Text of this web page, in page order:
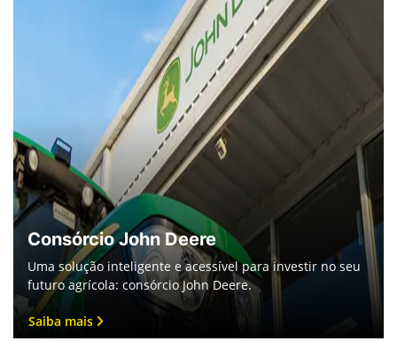
Consórcio John Deere
Uma solução inteligente e acessível para investir no seu
futuro agrícola: consórcio John Deere.
Saiba mais